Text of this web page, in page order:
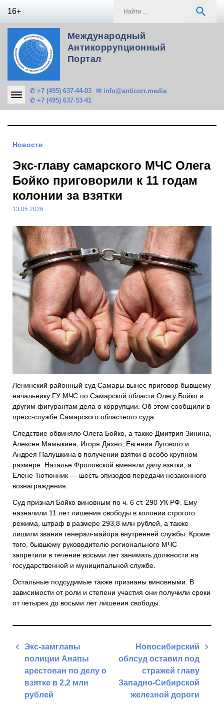
16+ search
Международный
Антикоррупционный
Портал
✆ +7 (495) 637-44-03
✆ +7 (495) 637-53-41
✉ info@anticorr.media
Новости
Экс-главу самарского МЧС Олега
Бойко приговорили к 11 годам
колонии за взятки
13.05.2026
Ленинский районный суд Самары вынес приговор бывшему
начальнику ГУ МЧС по Самарской области Олегу Бойко и
другим фигурантам дела о коррупции. Об этом сообщили в
пресс-службе Самарского областного суда.
Следствие обвиняло Олега Бойко, а также Дмитрия Зинина,
Алексея Мамыкина, Игоря Дахно, Евгения Лугового и
Андрея Палушкина в получении взятки в особо крупном
размере. Наталье Фроловской вменяли дачу взятки, а
Елене Тютюнник — шесть эпизодов передачи незаконного
вознаграждения.
Суд признал Бойко виновным по ч. 6 ст. 290 УК РФ. Ему
назначили 11 лет лишения свободы в колонии строгого
режима, штраф в размере 293,8 млн рублей, а также
лишили звания генерал-майора внутренней службы. Кроме
того, бывшему руководителю регионального МЧС
запретили в течение восьми лет занимать должности на
государственной и муниципальной службе.
Остальные подсудимые также признаны виновными. В
зависимости от роли и степени участия они получили сроки
от четырех до восьми лет лишения свободы.
Навигация
записям
Экс-замглавы
полиции Анапы
арестован по делу о
взятке в 2,2 млн
рублей
Новосибирский
облсуд оставил под
стражей главу
Западно-Сибирской
железной дороги